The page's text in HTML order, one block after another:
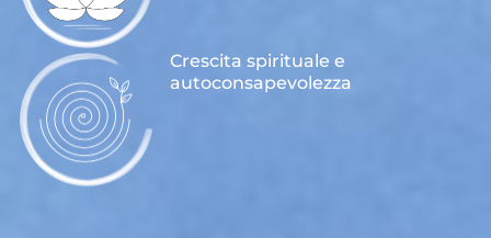
Crescita spirituale e
autoconsapevolezza